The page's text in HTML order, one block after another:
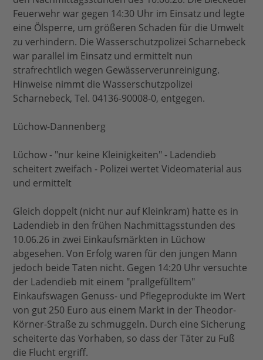
Feuerwehr war gegen 14:30 Uhr im Einsatz und legte
eine Ölsperre, um größeren Schaden für die Umwelt
zu verhindern. Die Wasserschutzpolizei Scharnebeck
war parallel im Einsatz und ermittelt nun
strafrechtlich wegen Gewässerverunreinigung.
Hinweise nimmt die Wasserschutzpolizei
Scharnebeck, Tel. 04136-90008-0, entgegen.
Lüchow-Dannenberg
Lüchow - "nur keine Kleinigkeiten" - Ladendieb
scheitert zweifach - Polizei wertet Videomaterial aus
und ermittelt
Gleich doppelt (nicht nur auf Kleinkram) hatte es in
Ladendieb in den frühen Nachmittagsstunden des
10.06.26 in zwei Einkaufsmärkten in Lüchow
abgesehen. Von Erfolg waren für den jungen Mann
jedoch beide Taten nicht. Gegen 14:20 Uhr versuchte
der Ladendieb mit einem "prallgefülltem"
Einkaufswagen Genuss- und Pflegeprodukte im Wert
von gut 250 Euro aus einem Markt in der Theodor-
Körner-Straße zu schmuggeln. Durch eine Sicherung
scheiterte das Vorhaben, so dass der Täter zu Fuß
die Flucht ergriff.